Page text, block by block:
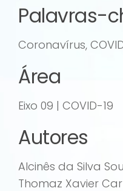
Palavras-
Coronavírus,
Área
Eixo 09 | COVID-19
Autores
Alcinês da Silva
Thomaz Xavier